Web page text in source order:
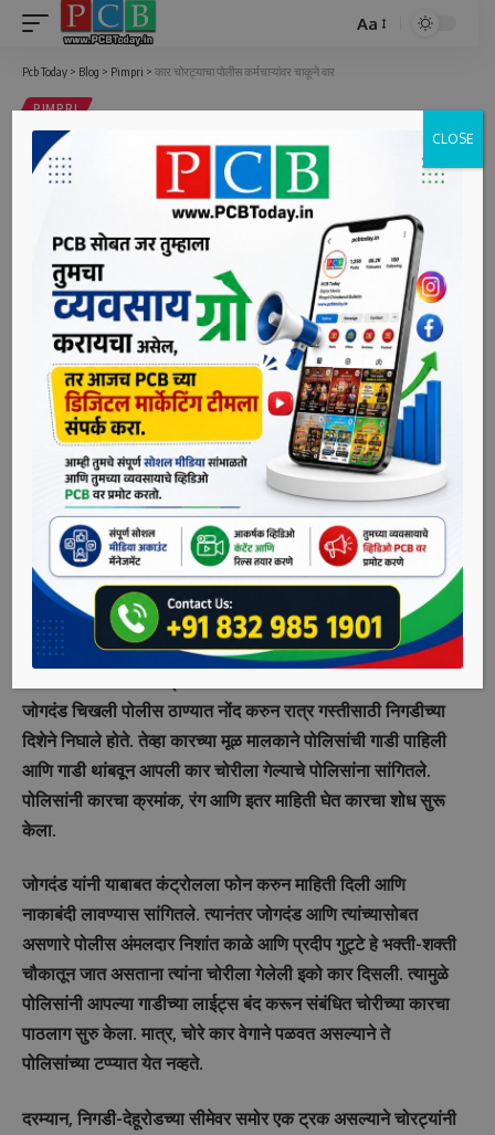
Font
Aa
Pcb Today > Blog > Pimpri > कार चोरट्याचा पोलीस कर्मचाऱ्यांवर चाकूने वार
PIMPRI
कार चोरट्याचा पोलीस कर्मचाऱ्यांवर चाकूने
वार
Last updated: June 4, 2022 2:48 pm
bpcauthor
3 Min Read
पिंपरी, दि. ४ (पीसीबी) – कार चोरी करून पळून जाणारे दोन चोरटे आणि
रात्र गस्तीवरील तीन पोलिसांमध्ये चकमक उडाल्याची घटना घडली
आहे. कार चोरांना थांबवून गाडीची चावी काढून घेणाऱ्या पोलीस
कर्मचाऱ्यांवर चोरट्यांनी चाकूने वार केला. तर, पोलिसांनी
स्वसंरक्षणासाठी आणि चोरट्यांना पकडण्यासाठी चोरट्यांवर पिस्तूल
रोखले. मात्र, अंधाराचा फायदा घेत दोन्ही चोरटे डोंगराच्या दिशेने पळून
जाण्यात यशस्वी झाले. शुक्रवारी रात्री एक वाजण्याच्या सुमारास निगडी-
देहूरोड रस्त्यावर हे नाट्य घडलं आहे.
यमुनानगर परिसरातून शुक्रवारी रात्री चोरट्यांनी इको स्पोर्ट्स कार
जोगदंड चिखली पोलीस ठाण्यात नोंद करुन रात्र गस्तीसाठी निगडीच्या
दिशेने निघाले होते. तेव्हा कारच्या मूळ मालकाने पोलिसांची गाडी पाहिली
आणि गाडी थांबवून आपली कार चोरीला गेल्याचे पोलिसांना सांगितले.
पोलिसांनी कारचा क्रमांक, रंग आणि इतर माहिती घेत कारचा शोध सुरू
केला.
जोगदंड यांनी याबाबत कंट्रोलला फोन करुन माहिती दिली आणि
नाकाबंदी लावण्यास सांगितले. त्यानंतर जोगदंड आणि त्यांच्यासोबत
असणारे पोलीस अंमलदार निशांत काळे आणि प्रदीप गुट्टे हे भक्ती-शक्ती
चौकातून जात असताना त्यांना चोरीला गेलेली इको कार दिसली. त्यामुळे
पोलिसांनी आपल्या गाडीच्या लाईट्स बंद करून संबंधित चोरीच्या कारचा
पाठलाग सुरु केला. मात्र, चोरे कार वेगाने पळवत असल्याने ते
पोलिसांच्या टप्प्यात येत नव्हते.
दरम्यान, निगडी-देहूरोडच्या सीमेवर समोर एक ट्रक असल्याने चोरट्यांनी
CLOSE